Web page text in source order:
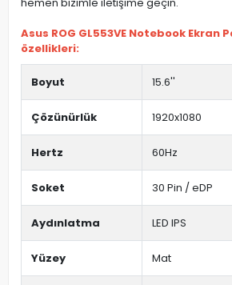
Asus ROG GL553VE Notebook Ekran
özellikleri:
Boyut 15.6''
Çözünürlük 1920x1080
Hertz 60Hz
Soket 30 Pin / eDP
Aydınlatma LED IPS
Yüzey Mat